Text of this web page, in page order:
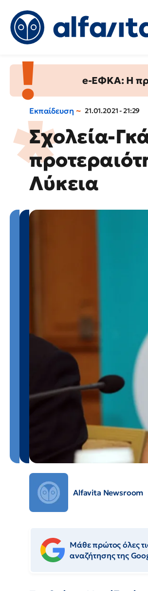
e-ΕΦΚΑ: Η
Εκπαίδευση 21.01.2021 - 21:29
Σχολεία-
Λύκεια
Alfavita Newsroom
Μάθε πρώτος όλες
αναζήτησης της